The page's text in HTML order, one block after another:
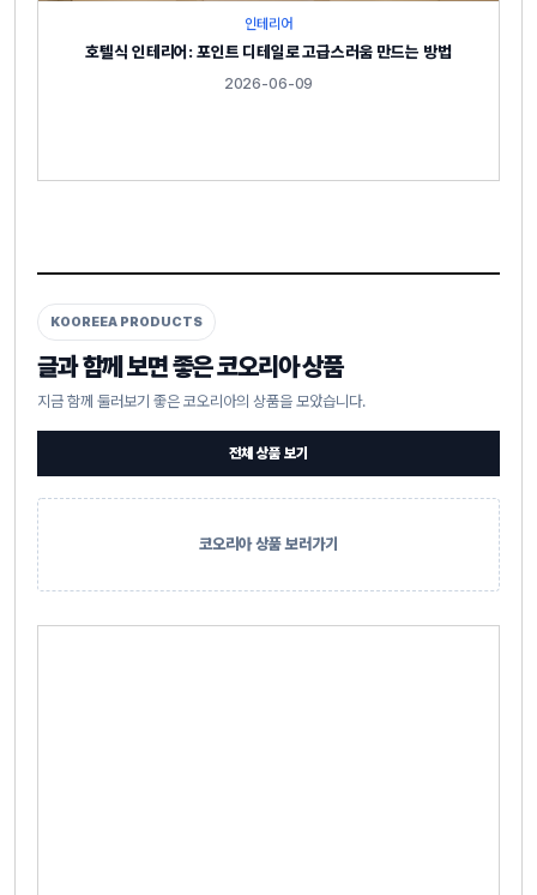
인테리어
호텔식 인테리어: 포인트 디테일로 고급스러움 만드는 방법
2026-06-09
KOOREEA PRODUCTS
글과 함께 보면 좋은 코오리아 상품
지금 함께 둘러보기 좋은 코오리아의 상품을 모았습니다.
전체 상품 보기
코오리아 상품 보러가기